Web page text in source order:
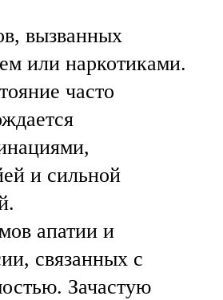
вызванных
или наркотиками.
часто
и сильной
апатии и
связанных с
Зачастую